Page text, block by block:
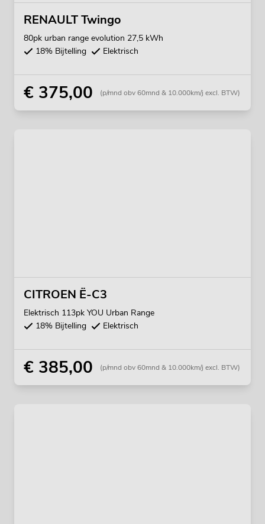
RENAULT Twingo
80pk urban range evolution 27,5 kWh
18% Bijtelling
Elektrisch
€ 375,00 (p/mnd obv 60mnd & 10.000km/j excl. BTW)
CITROEN Ë-C3
Elektrisch 113pk YOU Urban Range
18% Bijtelling
Elektrisch
€ 385,00 (p/mnd obv 60mnd & 10.000km/j excl. BTW)